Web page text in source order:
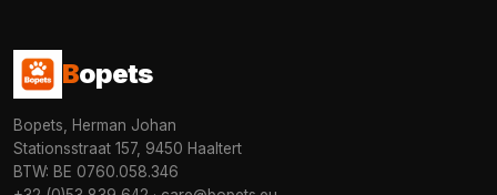
Bopets
Bopets, Herman Johan
Stationsstraat 157, 9450 Haaltert
BTW: BE 0760.058.346